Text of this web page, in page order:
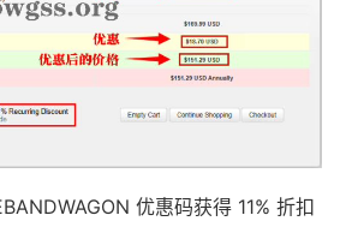
优惠码获得 11% 折扣